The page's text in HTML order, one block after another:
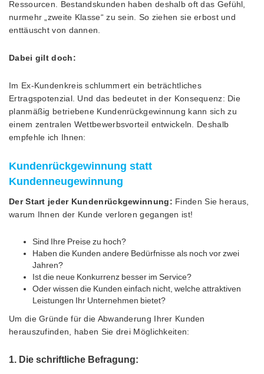
Ressourcen. Bestandskunden haben deshalb oft das Gefühl,
nurmehr „zweite Klasse“ zu sein. So ziehen sie erbost und
enttäuscht von dannen.
Dabei gilt doch:
Im Ex-Kundenkreis schlummert ein beträchtliches
Ertragspotenzial. Und das bedeutet in der Konsequenz: Die
planmäßig betriebene Kundenrückgewinnung kann sich zu
einem zentralen Wettbewerbsvorteil entwickeln. Deshalb
empfehle ich Ihnen:
Kundenrückgewinnung statt
Kundenneugewinnung
Der Start jeder Kundenrückgewinnung: Finden Sie heraus,
warum Ihnen der Kunde verloren gegangen ist!
Sind Ihre Preise zu hoch?
Haben die Kunden andere Bedürfnisse als noch vor zwei
Jahren?
Ist die neue Konkurrenz besser im Service?
Oder wissen die Kunden einfach nicht, welche attraktiven
Leistungen Ihr Unternehmen bietet?
Um die Gründe für die Abwanderung Ihrer Kunden
herauszufinden, haben Sie drei Möglichkeiten:
1. Die schriftliche Befragung: